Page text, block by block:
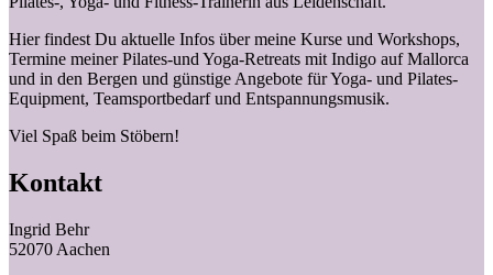
Hier findest Du aktuelle Infos über meine Kurse und Workshops,
Termine meiner Pilates-und Yoga-Retreats mit Indigo auf Mallorca
und in den Bergen und günstige Angebote für Yoga- und Pilates-
Equipment, Teamsportbedarf und Entspannungsmusik.
Viel Spaß beim Stöbern!
Kontakt
Ingrid Behr
52070 Aachen